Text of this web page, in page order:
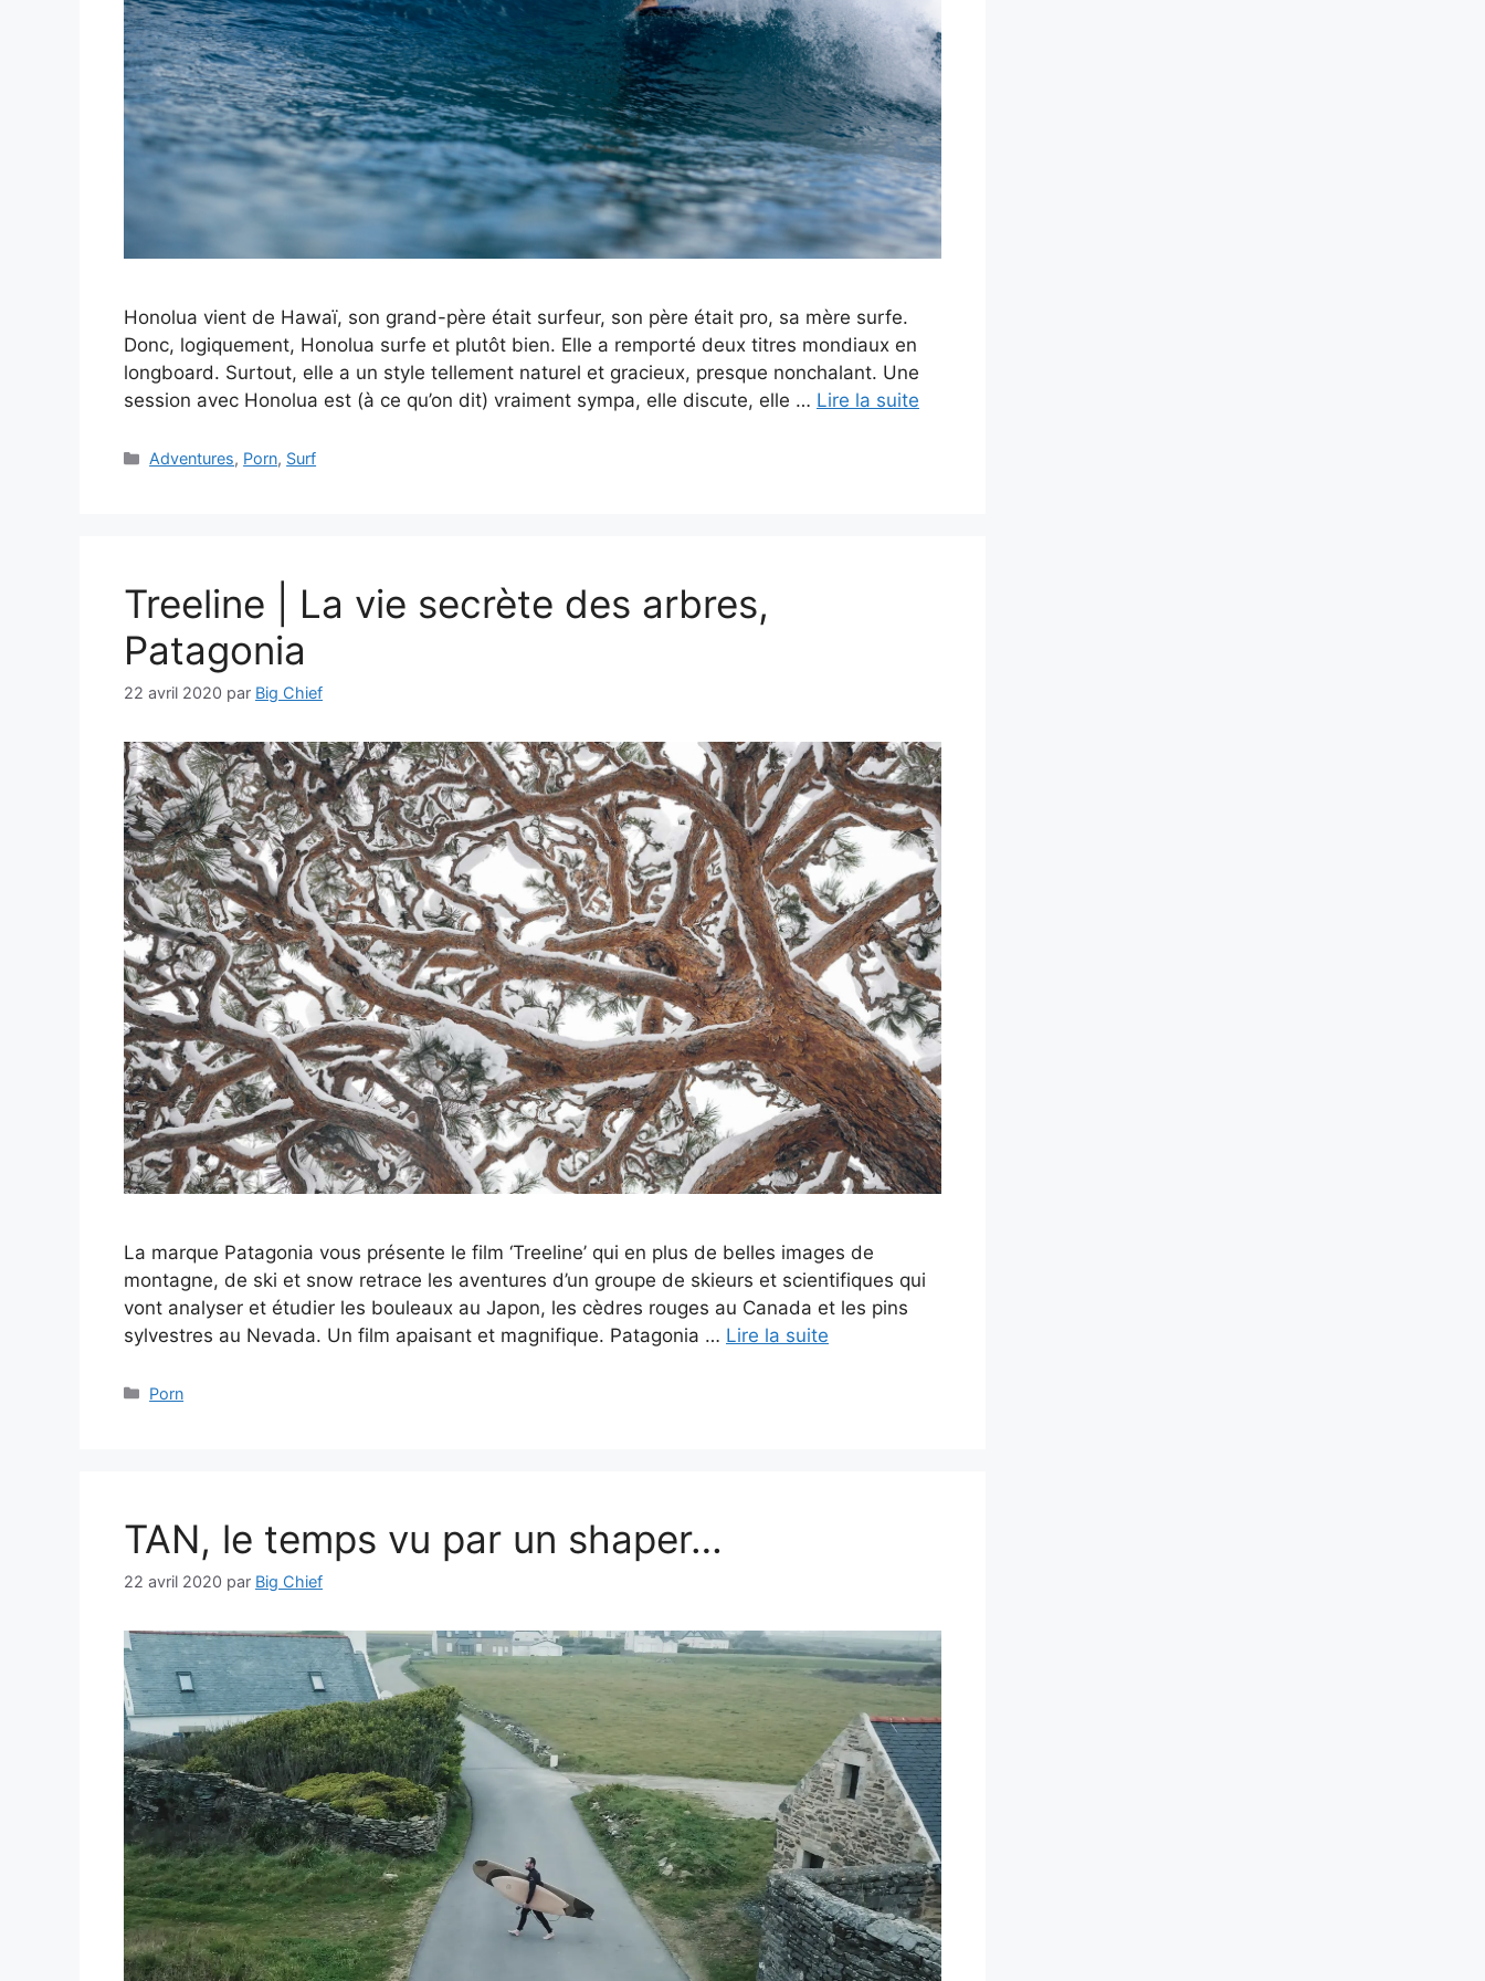
Honolua vient de Hawaï, son grand-père était surfeur, son père était pro, sa mère surfe.
Donc, logiquement, Honolua surfe et plutôt bien. Elle a remporté deux titres mondiaux en
longboard. Surtout, elle a un style tellement naturel et gracieux, presque nonchalant. Une
session avec Honolua est (à ce qu’on dit) vraiment sympa, elle discute, elle … Lire la suite
Catégories
Adventures, Porn, Surf
Treeline | La vie secrète des arbres,
Patagonia
22 avril 2020 par Big Chief
La marque Patagonia vous présente le film ‘Treeline’ qui en plus de belles images de
montagne, de ski et snow retrace les aventures d’un groupe de skieurs et scientifiques qui
vont analyser et étudier les bouleaux au Japon, les cèdres rouges au Canada et les pins
sylvestres au Nevada. Un film apaisant et magnifique. Patagonia … Lire la suite
Catégories
Porn
TAN, le temps vu par un shaper…
22 avril 2020 par Big Chief